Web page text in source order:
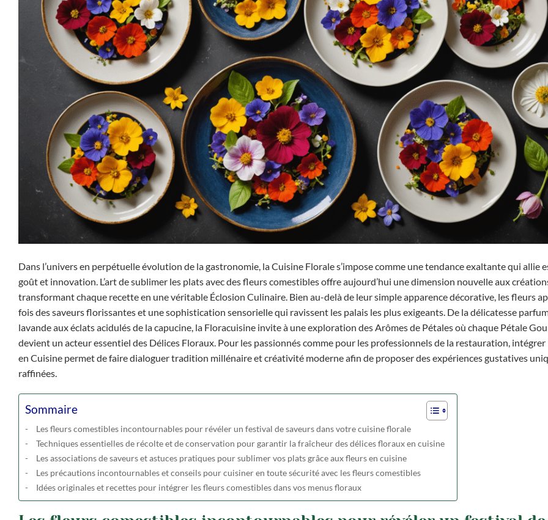
Dans l’univers en perpétuelle évolution de la gastronomie, la Cuisine Florale s’impose comme une tendance exaltante qui allie
goût et innovation. L’art de sublimer les plats avec des fleurs comestibles offre aujourd’hui une dimension nouvelle aux
transformant chaque recette en une véritable Éclosion Culinaire. Bien au-delà de leur simple apparence décorative, les fleurs
fois des saveurs florissantes et une sophistication sensorielle qui ravissent les palais les plus exigeants. De la délicatesse
lavande aux éclats acidulés de la capucine, la Floracuisine invite à une exploration des Arômes de Pétales où chaque Pétale
devient un acteur essentiel des Délices Floraux. Pour les passionnés comme pour les professionnels de la restauration, intégrer
en Cuisine permet de faire dialoguer tradition millénaire et créativité moderne afin de proposer des expériences gustatives
raffinées.
Sommaire
Les fleurs comestibles incontournables pour révéler un festival de saveurs dans votre cuisine florale
Techniques essentielles de récolte et de conservation pour garantir la fraîcheur des délices floraux en cuisine
Les associations de saveurs et astuces pratiques pour sublimer vos plats grâce aux fleurs en cuisine
Les précautions incontournables et conseils pour cuisiner en toute sécurité avec les fleurs comestibles
Idées originales et recettes pour intégrer les fleurs comestibles dans vos menus floraux